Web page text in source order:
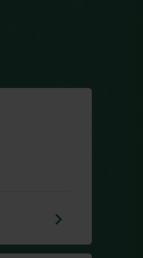
keyboard_arrow_right